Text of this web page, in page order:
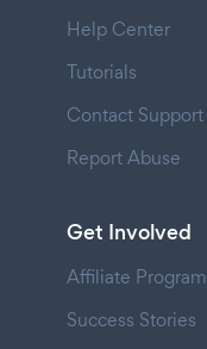
Help Center
Tutorials
Contact Support
Report Abuse
Get Involved
Affiliate Program
Success Stories